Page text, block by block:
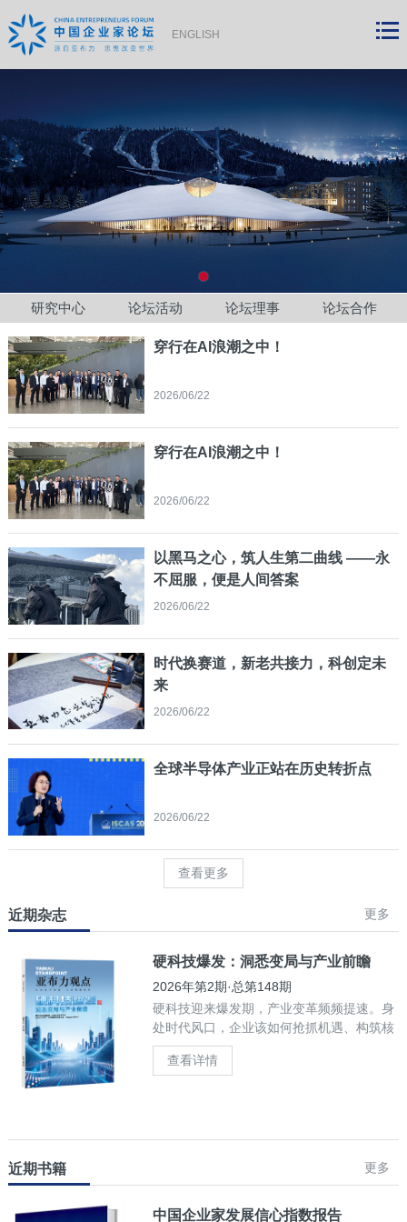
ENGLISH
研究中心 论坛活动 论坛理事 论坛合作
穿行在AI浪潮之中！
2026/06/22
穿行在AI浪潮之中！
2026/06/22
以黑马之心，筑人生第二曲线 ——永
不屈服，便是人间答案
2026/06/22
时代换赛道，新老共接力，科创定未
来
2026/06/22
全球半导体产业正站在历史转折点
2026/06/22
查看更多
近期杂志 更多
硬科技爆发：洞悉变局与产业前瞻
2026年第2期·总第148期
硬科技迎来爆发期，产业变革频频提速。身
处时代风口，企业该如何抢抓机遇、构筑核
心竞争力？
查看详情
近期书籍 更多
中国企业家发展信心指数报告